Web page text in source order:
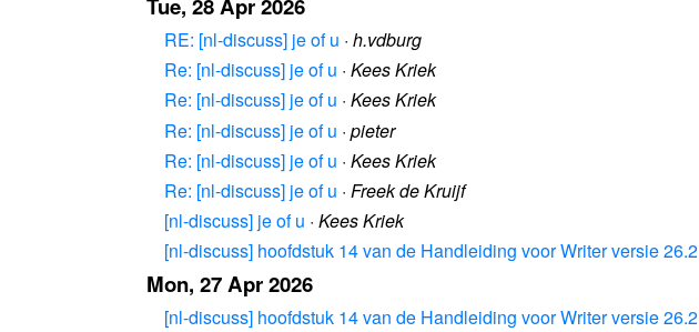
Tue, 28 Apr 2026
RE: [nl-discuss] je of u · h.vdburg
Re: [nl-discuss] je of u · Kees Kriek
Re: [nl-discuss] je of u · Kees Kriek
Re: [nl-discuss] je of u · pieter
Re: [nl-discuss] je of u · Kees Kriek
Re: [nl-discuss] je of u · Freek de Kruijf
[nl-discuss] je of u · Kees Kriek
[nl-discuss] hoofdstuk 14 van de Handleiding voor Writer versie 26.2
Mon, 27 Apr 2026
[nl-discuss] hoofdstuk 14 van de Handleiding voor Writer versie 26.2